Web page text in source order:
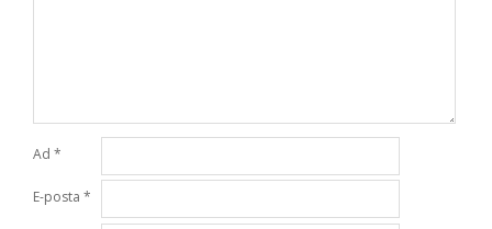
Ad *
E-posta *